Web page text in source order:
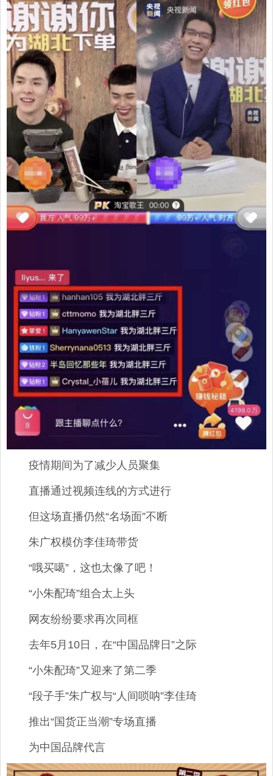
疫情期间为了减少人员聚集
直播通过视频连线的方式进行
但这场直播仍然“名场面”不断
朱广权模仿李佳琦带货
“哦买噶”，这也太像了吧！
“小朱配琦”组合太上头
网友纷纷要求再次同框
去年5月10日，在“中国品牌日”之际
“小朱配琦”又迎来了第二季
“段子手”朱广权与“人间唢呐”李佳琦
推出“国货正当潮”专场直播
为中国品牌代言